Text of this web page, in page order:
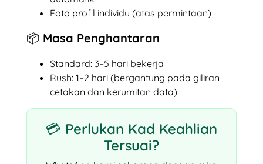
Foto profil individu (atas permintaan)
📦 Masa Penghantaran
Standard: 3–5 hari bekerja
Rush: 1–2 hari (bergantung pada giliran
cetakan dan kerumitan data)
💳 Perlukan Kad Keahlian
Tersuai?